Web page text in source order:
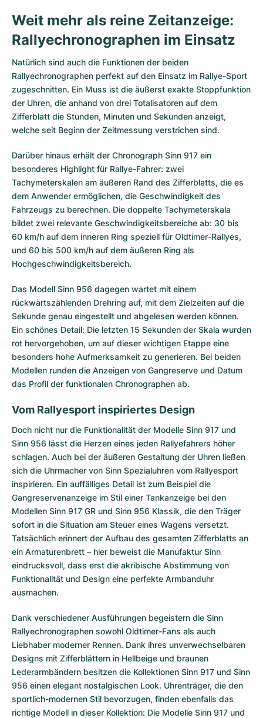
Weit mehr als reine Zeitanzeige:
Rallyechronographen im Einsatz
Natürlich sind auch die Funktionen der beiden
Rallyechronographen perfekt auf den Einsatz im Rallye-Sport
zugeschnitten. Ein Muss ist die äußerst exakte Stoppfunktion
der Uhren, die anhand von drei Totalisatoren auf dem
Zifferblatt die Stunden, Minuten und Sekunden anzeigt,
welche seit Beginn der Zeitmessung verstrichen sind.
Darüber hinaus erhält der Chronograph Sinn 917 ein
besonderes Highlight für Rallye-Fahrer: zwei
Tachymeterskalen am äußeren Rand des Zifferblatts, die es
dem Anwender ermöglichen, die Geschwindigkeit des
Fahrzeugs zu berechnen. Die doppelte Tachymeterskala
bildet zwei relevante Geschwindigkeitsbereiche ab: 30 bis
60 km/h auf dem inneren Ring speziell für Oldtimer-Rallyes,
und 60 bis 500 km/h auf dem äußeren Ring als
Hochgeschwindigkeitsbereich.
Das Modell Sinn 956 dagegen wartet mit einem
rückwärtszählenden Drehring auf, mit dem Zielzeiten auf die
Sekunde genau eingestellt und abgelesen werden können.
Ein schönes Detail: Die letzten 15 Sekunden der Skala wurden
rot hervorgehoben, um auf dieser wichtigen Etappe eine
besonders hohe Aufmerksamkeit zu generieren. Bei beiden
Modellen runden die Anzeigen von Gangreserve und Datum
das Profil der funktionalen Chronographen ab.
Vom Rallyesport inspiriertes Design
Doch nicht nur die Funktionalität der Modelle Sinn 917 und
Sinn 956 lässt die Herzen eines jeden Rallyefahrers höher
schlagen. Auch bei der äußeren Gestaltung der Uhren ließen
sich die Uhrmacher von Sinn Spezialuhren vom Rallyesport
inspirieren. Ein auffälliges Detail ist zum Beispiel die
Gangreservenanzeige im Stil einer Tankanzeige bei den
Modellen Sinn 917 GR und Sinn 956 Klassik, die den Träger
sofort in die Situation am Steuer eines Wagens versetzt.
Tatsächlich erinnert der Aufbau des gesamten Zifferblatts an
ein Armaturenbrett – hier beweist die Manufaktur Sinn
eindrucksvoll, dass erst die akribische Abstimmung von
Funktionalität und Design eine perfekte Armbanduhr
ausmachen.
Dank verschiedener Ausführungen begeistern die Sinn
Rallyechronographen sowohl Oldtimer-Fans als auch
Liebhaber moderner Rennen. Dank ihres unverwechselbaren
Designs mit Zifferblättern in Hellbeige und braunen
Lederarmbändern besitzen die Kollektionen Sinn 917 und Sinn
956 einen elegant nostalgischen Look. Uhrenträger, die den
sportlich-modernen Stil bevorzugen, finden ebenfalls das
richtige Modell in dieser Kollektion: Die Modelle Sinn 917 und